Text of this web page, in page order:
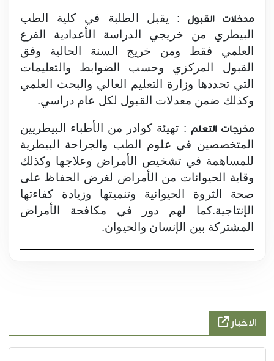
مدخلات القبول
: يقبل الطلبة في كلية الطب
البيطري من خريجي الدراسة الأعدادية الفرع
العلمي فقط ومن خريج السنة الحالية وفق
القبول المركزي وحسب الضوابط والتعليمات
التي تحددها وزارة التعليم العالي والبحث العلمي
وكذلك ضمن معدلات القبول لكل عام دراسي.
مخرجات التعلم : تهيئة كوادر من الأطباء البيطريين
المتخصصين في علوم الطب والجراحة البيطرية
للمساهمة في تشخيص الأمراض وعلاجها وكذلك
وقاية الحيوانات من الأمراض لغرض الحفاظ على
صحة الثروة الحيوانية وتنميتها وزيادة كفاءتها
الإنتاجية.كما لهم دور في مكافحة الأمراض
المشتركة بين الإنسان والحيوان.
الاخبار